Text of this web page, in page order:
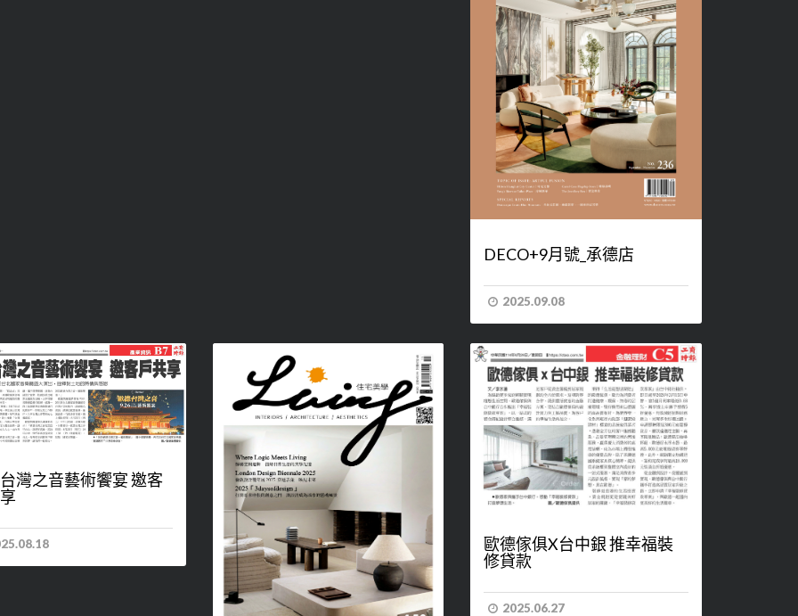
DECO+9月號_承德店
2025.09.08
灣之音藝術饗宴 邀客
歐德傢俱X台中銀 推幸福裝
修貸款
2025.06.27